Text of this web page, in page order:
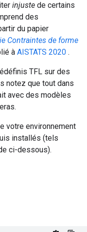
injuste de certains
des
du papier
Contraintes de forme
à AISTATS 2020 .
TFL sur des
notez que tout dans
avec des modèles
votre environnement
installés (tels
ci-dessous).